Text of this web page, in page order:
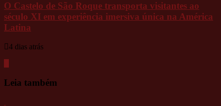
O Castelo de São Roque transporta visitantes ao
século XI em experiência imersiva única na América
Latina
4 dias atrás
Leia também